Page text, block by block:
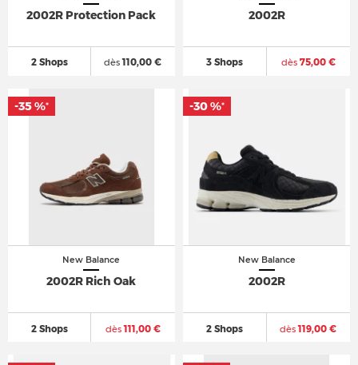
2002R Protection Pack
2 Shops dès110,00 €
2002R
3 Shops dès75,00 €
New Balance
2002R Rich Oak
2 Shops dès111,00 €
-35 %*
New Balance
2002R
2 Shops dès119,00 €
-30 %*